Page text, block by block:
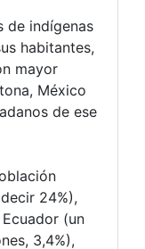
de indígenas
habitantes,
mayor
México
de ese
24%),
(un
3,4%),